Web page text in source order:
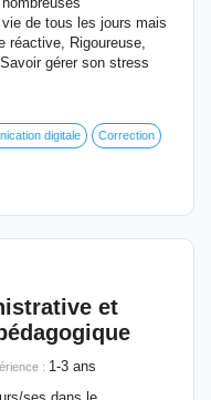
de tous les jours mais
réactive, Rigoureuse,
gérer son stress
digitale Correction
et
: 1-3 ans